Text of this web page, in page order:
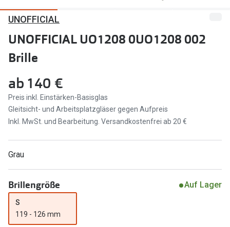
Marken
Ray-Ban
DbyD
Prada
Seen
Miu Miu
alle Marken
Brillenpass richtig lesen
Alle Brillen Ratgeber
Marken
Oakley
UNOFFICIAL
UNOFFICIAL UO1208 0UO1208 002
Brille
ab 140 €
Preis inkl. Einstärken-Basisglas
Gleitsicht- und Arbeitsplatzgläser gegen Aufpreis
Inkl. MwSt. und Bearbeitung. Versandkostenfrei ab 20 €
Grau
Brillengröße Auf Lager
S
119 - 126 mm